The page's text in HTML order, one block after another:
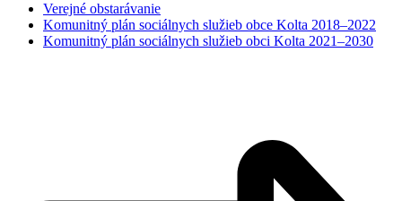
Verejné obstarávanie
Komunitný plán sociálnych služieb obce Kolta 2018–2022
Komunitný plán sociálnych služieb obci Kolta 2021–2030